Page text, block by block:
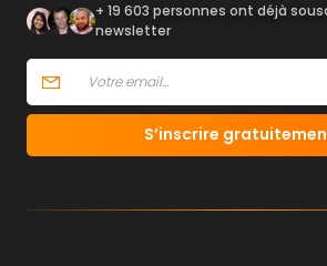
+ 19 603 personnes ont déjà
newsletter
S’inscrire